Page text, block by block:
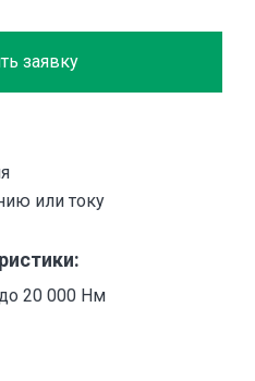
заявку
или току
20 000 Нм